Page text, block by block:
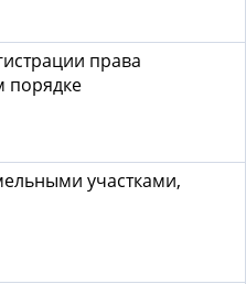
права
порядке
участками,